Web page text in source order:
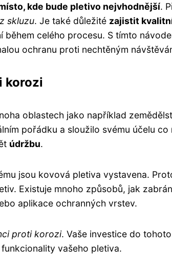
kde bude pletivo nejvhodnější.
skluzu. Je také důležité zajistit
celého procesu. S tímto
ochranu proti nechtěným
korozi
oblastech jako například
pořádku a sloužilo svému účelu co
údržbu.
jsou kovová pletiva vystavena.
Existuje mnoho způsobů, jak
aplikace ochranných vrstev.
proti korozi. Vaše investice do
vašeho pletiva.